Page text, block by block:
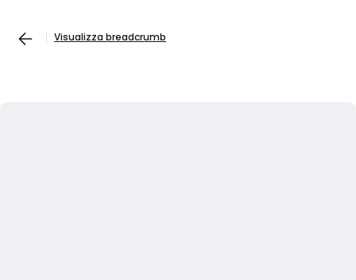
Visualizza breadcrumb